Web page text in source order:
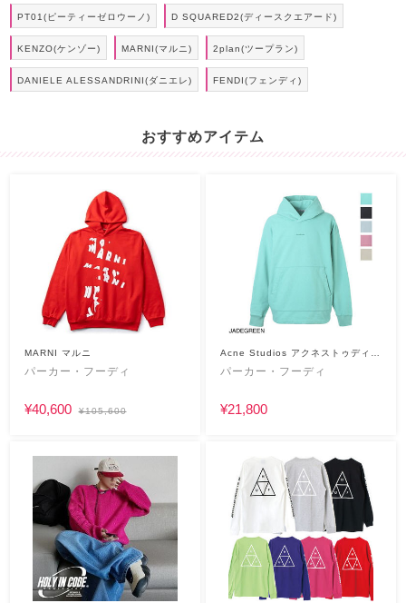
PT01(ピーティーゼロウーノ) D SQUARED2(ディースクエアード)
KENZO(ケンゾー) MARNI(マルニ) 2plan(ツープラン)
DANIELE ALESSANDRINI(ダニエレ) FENDI(フェンディ)
おすすめアイテム
MARNI マルニ
パーカー・フーディ
¥40,600 ¥105,600
Acne Studios アクネストゥディオ
ス
パーカー・フーディ
¥21,800